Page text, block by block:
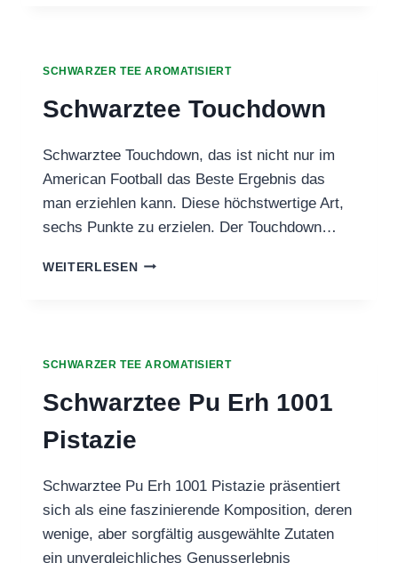
SCHWARZER TEE AROMATISIERT
Schwarztee Touchdown
Schwarztee Touchdown, das ist nicht nur im
American Football das Beste Ergebnis das
man erziehlen kann. Diese höchstwertige Art,
sechs Punkte zu erzielen. Der Touchdown…
WEITERLESENSCHWARZTEE
SCHWARZER TEE AROMATISIERT
Schwarztee Pu Erh 1001
Pistazie
Schwarztee Pu Erh 1001 Pistazie präsentiert
sich als eine faszinierende Komposition, deren
wenige, aber sorgfältig ausgewählte Zutaten
ein unvergleichliches Genusserlebnis